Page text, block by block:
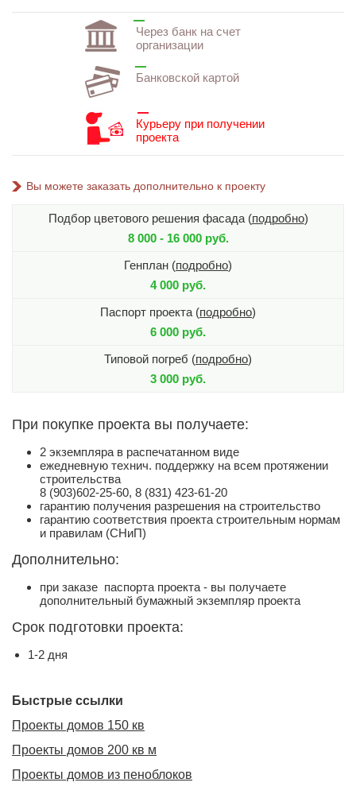
Через банк на счет
организации
Банковской картой
Курьеру при получении
проекта
Вы можете заказать дополнительно к проекту
Подбор цветового решения фасада (подробно)
8 000 - 16 000 руб.
Генплан (подробно)
4 000 руб.
Паспорт проекта (подробно)
6 000 руб.
Типовой погреб (подробно)
3 000 руб.
При покупке проекта вы получаете:
2 экземпляра в распечатанном виде
ежедневную технич. поддержку на всем протяжении
строительства
8 (903)602-25-60, 8 (831) 423-61-20
гарантию получения разрешения на строительство
гарантию соответствия проекта строительным нормам
и правилам (СНиП)
Дополнительно:
при заказе паспорта проекта - вы получаете
дополнительный бумажный экземпляр проекта
Срок подготовки проекта:
1-2 дня
Быстрые ссылки
Проекты домов 150 кв
Проекты домов 200 кв м
Проекты домов из пеноблоков